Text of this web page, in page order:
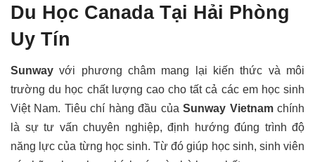
Du Học Canada Tại Hải Phòng
Uy Tín
Sunwayvới phương châm mang lại kiến thức và môi
trường du học chất lượng cao cho tất cả các em học sinh
Việt Nam. Tiêu chí hàng đầu củaSunway Vietnamchính
là sự tư vấn chuyên nghiệp, định hướng đúng trình độ
năng lực của từng học sinh. Từ đó giúp học sinh, sinh viên